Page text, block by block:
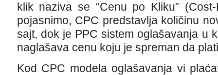
klik naziva se “Cenu po Kliku”
pojasnimo, CPC predstavlja količinu
sajt, dok je PPC sistem oglašavanja u
naglašava cenu koju je spreman da
Kod CPC modela oglašavanja vi